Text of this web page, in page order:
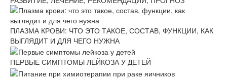
ПЛАЗМА КРОВИ: ЧТО ЭТО ТАКОЕ, СОСТАВ, ФУНКЦИИ, КАК
ВЫГЛЯДИТ И ДЛЯ ЧЕГО НУЖНА
ПЕРВЫЕ СИМПТОМЫ ЛЕЙКОЗА У ДЕТЕЙ